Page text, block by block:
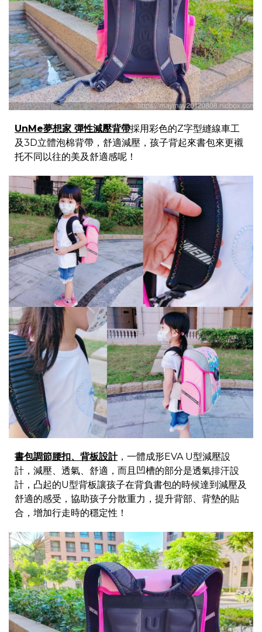
UnMe夢想家 彈性減壓背帶採用彩色的Z字型縫線車工
及3D立體泡棉背帶，舒適減壓，孩子背起來書包來更襯
托不同以往的美及舒適感呢！
書包調節腰扣、背板設計，一體成形EVA U型減壓設
計，減壓、透氣、舒適，而且凹槽的部分是透氣排汗設
計，凸起的U型背板讓孩子在背負書包的時候達到減壓及
舒適的感受，協助孩子分散重力，提升背部、背墊的貼
合，增加行走時的穩定性！